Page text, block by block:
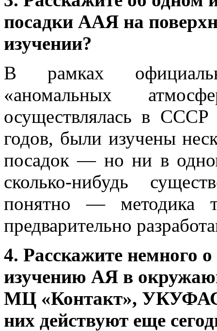
посадки ААЯ на
изучении?
В рамках
«аномальных
осуществлялась в
годов, были изучены
посадок — но ни в
сколько-нибудь
понятно — методика
предварительно
4. Расскажите немного
изучению АЯ в
МЦ «Контакт»,
них действуют еще